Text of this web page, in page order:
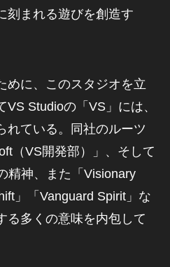
刻まれる遊びを創造す
に、このスタジオを立
Studioの「VS」には、
れている。同社のルーツ
（VS開発部）」、そして
精神、また「Visionary
」「Vanguard Spirit」な
る多くの意味を内包して